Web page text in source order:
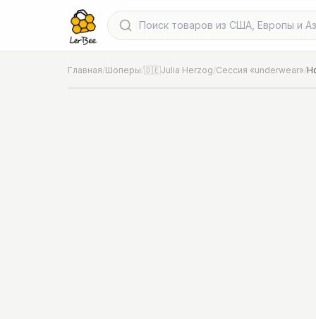
Главная/Шоперы/🇩🇪Julia Herzog/Сессия «underwear»/